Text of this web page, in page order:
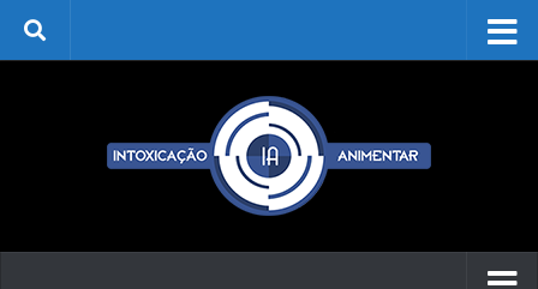
Skip to content